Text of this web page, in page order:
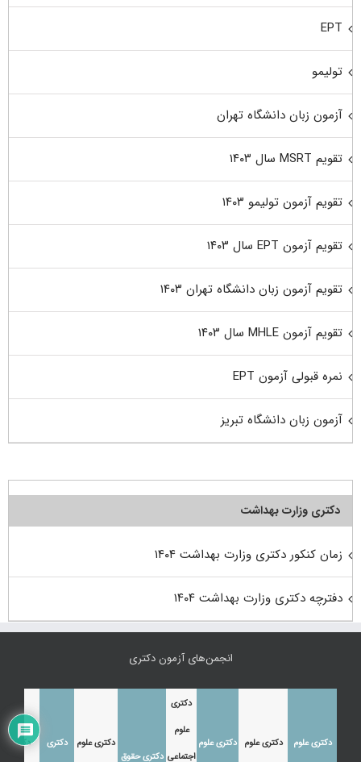
EPT
تولیمو
آزمون زبان دانشگاه تهران
تقویم MSRT سال ۱۴۰۳
تقویم آزمون تولیمو ۱۴۰۳
تقویم آزمون EPT سال ۱۴۰۳
تقویم آزمون زبان دانشگاه تهران ۱۴۰۳
تقویم آزمون MHLE سال ۱۴۰۳
نمره قبولی آزمون EPT
آزمون زبان دانشگاه تبریز
دکتری وزارت بهداشت
زمان کنکور دکتری وزارت بهداشت ۱۴۰۴
دفترچه دکتری وزارت بهداشت ۱۴۰۴
انجمن‌های آزمون دکتری
دکتری علوم دکتری علوم دکتری علوم
دکتری
علوم
اجتماعی دکتری حقوق
دکتری علوم دکتری دکتری